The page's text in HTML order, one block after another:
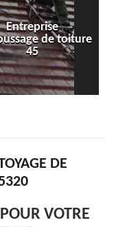
toiture 45
DE
VOTRE